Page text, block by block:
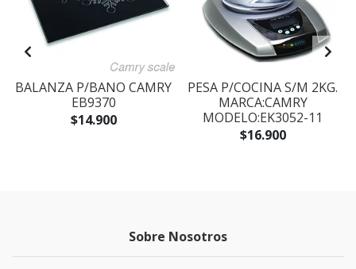
BALANZA P/BANO CAMRY
EB9370
$14.900
PESA P/COCINA S/M 2KG.
MARCA:CAMRY
MODELO:EK3052-11
$16.900
Sobre Nosotros